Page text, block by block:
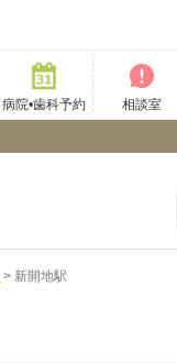
病院•歯科予約 相談室
> 新開地駅